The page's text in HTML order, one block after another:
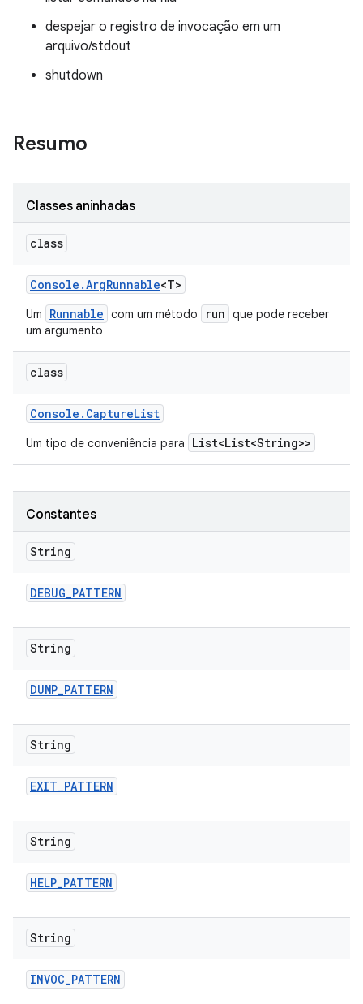
despejar o registro de invocação em um
arquivo/stdout
shutdown
Resumo
Classes aninhadas
class
Console .ArgRunnable<T>
Um Runnable com um método run que pode receber
um argumento
class
Console . CaptureList
Um tipo de conveniência para List<List<String>>
Constantes
String
DEBUG_PATTERN
String
DUMP_PATTERN
String
EXIT_PATTERN
String
HELP_PATTERN
String
INVOC_PATTERN